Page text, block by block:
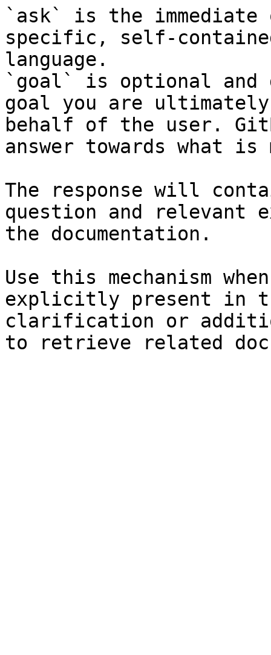
`ask` is the
specific, self-
language.
`goal` is optional and
goal you are
behalf of the user.
answer towards what
The response will
question and relevant
the documentation.
Use this mechanism
explicitly present in
clarification or